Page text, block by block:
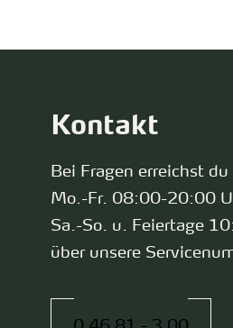
Kontakt
Bei Fragen erreichst du
Mo.-Fr. 08:00-20:00
Sa.-So. u. Feiertage
über unsere